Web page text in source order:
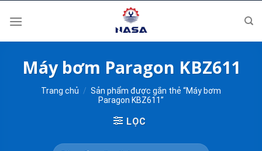
Máy bơm Paragon KBZ611
Trang chủ / Sản phẩm được gắn thẻ “Máy bơm
Paragon KBZ611”
LỌC